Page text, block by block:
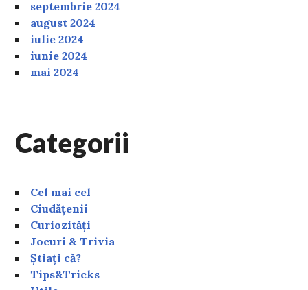
septembrie 2024
august 2024
iulie 2024
iunie 2024
mai 2024
Categorii
Cel mai cel
Ciudățenii
Curiozități
Jocuri & Trivia
Știați că?
Tips&Tricks